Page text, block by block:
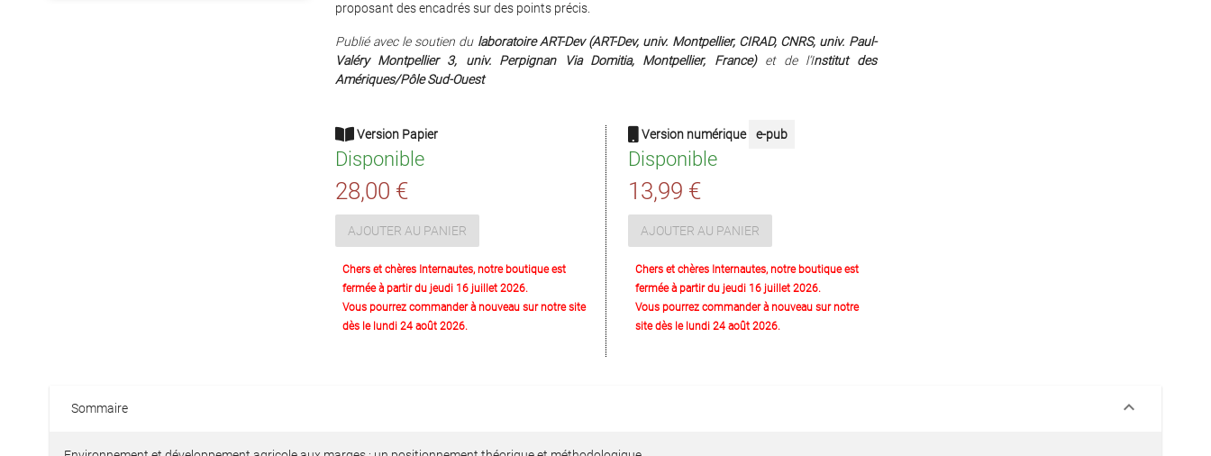
proposant des encadrés sur des points précis.
Publié avec le soutien du laboratoire ART-Dev (ART-Dev, univ. Montpellier, CIRAD, CNRS, univ. Paul-
Valéry Montpellier 3, univ. Perpignan Via Domitia, Montpellier, France)et de l’Institut des
Amériques/Pôle Sud-Ouest
Version Papier
Disponible
28,00 €
AJOUTER AU PANIER
Chers et chères Internautes, notre boutique est
fermée à partir du jeudi 16 juillet 2026.
Vous pourrez commander à nouveau sur notre site
dès le lundi 24 août 2026.
Version numérique e-pub
Disponible
13,99 €
AJOUTER AU PANIER
Chers et chères Internautes, notre boutique est
fermée à partir du jeudi 16 juillet 2026.
Vous pourrez commander à nouveau sur notre
site dès le lundi 24 août 2026.
Sommaire keyboard_arrow_down